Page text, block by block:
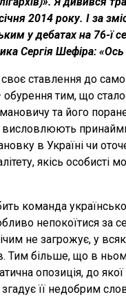
2014 року. І за
у дебатах на 76-ї
Сергія Шефіра:
ставлення до
тим, що
та його
в Україні чи
якісь
команда
непокоїтися за
не загрожує, у
Тим більше, що в
опозиція, до
згадує її недобрим